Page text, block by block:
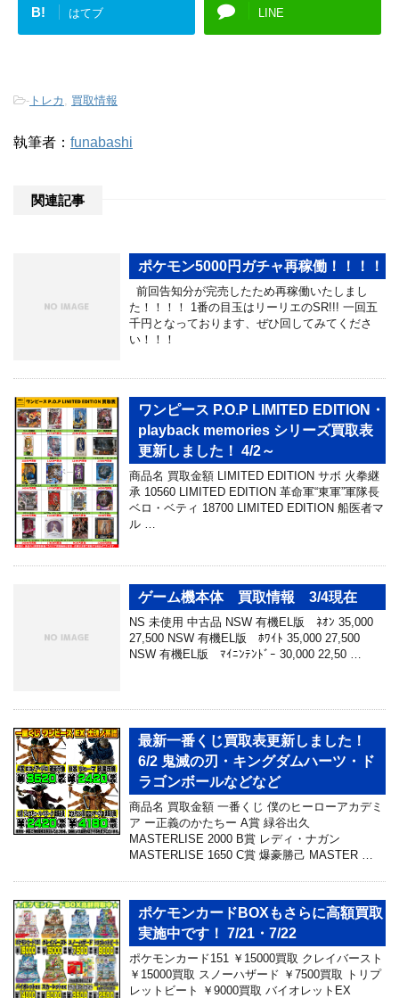
B! はてブ LINE
- トレカ 買取情報
執筆者： funabashi
関連記事
ポケモン5000円ガチャ再稼働！！！！
前回告知分が完売したため再稼働いたしまし
た！！！！ 1番の目玉はリーリエのSR!!! 一回五
千円となっております、ぜひ回してみてくださ
い！！！
ワンピース P.O.P LIMITED EDITION・
playback memories シリーズ買取表
更新しました！ 4/2～
商品名 買取金額 LIMITED EDITION サボ 火拳継
承 10560 LIMITED EDITION 革命軍“東軍”軍隊長
ベロ・ベティ 18700 LIMITED EDITION 船医者マ
ル …
ゲーム機本体 買取情報 3/4現在
NS 未使用 中古品 NSW 有機EL版 ﾈｵﾝ 35,000
27,500 NSW 有機EL版 ﾎﾜｲﾄ 35,000 27,500
NSW 有機EL版 ﾏｲﾆﾝﾃﾝﾄﾞｰ 30,000 22,50 …
最新一番くじ買取表更新しました！
6/2 鬼滅の刃・キングダムハーツ・ド
ラゴンボールなどなど
商品名 買取金額 一番くじ 僕のヒーローアカデミ
ア ー正義のかたちー A賞 緑谷出久
MASTERLISE 2000 B賞 レディ・ナガン
MASTERLISE 1650 C賞 爆豪勝己 MASTER …
ポケモンカードBOXもさらに高額買取
実施中です！ 7/21・7/22
ポケモンカード151 ￥15000買取 クレイバースト
￥15000買取 スノーハザード ￥7500買取 トリプ
レットビート ￥9000買取 バイオレットEX